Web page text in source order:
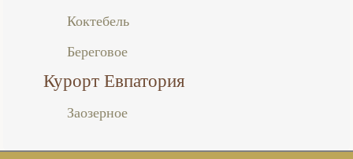
Коктебель
Береговое
Курорт Евпатория
Заозерное